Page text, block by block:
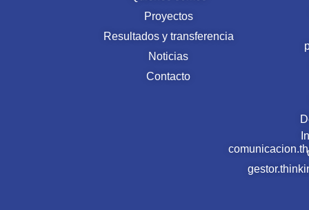
Proyectos
Resultados y transferencia
Noticias
Contacto